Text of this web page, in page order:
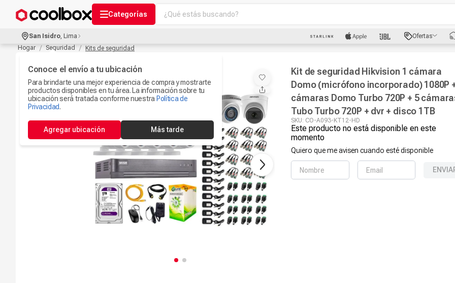
Categorías
¿Qué estás buscando?
3.
Ipad
Iphone 17
Microfono
Camaras Seguridad
7.
Ps5
8.
Parlantes Bluetooth
9 .
Accesorios Computo
10.
Smartwach
San Isidro, Lima
Conoce el envío a tu ubicación
Para brindarte una mejor experiencia de compra y mostrarte
productos disponibles en tu área. La información sobre tu
ubicación será tratada conforme nuestra Política de
Privacidad.
Agregar ubicación Más tarde
Ofertas
Hogar
Seguridad Kits de seguridad
Kit de seguridad Hikvision 1 cámara
Domo (micrófono incorporado) 1080P
cámaras Domo Turbo 720P + 5
Tubo Turbo 720P + dvr + disco 1TB
SKU: CO-A093-KT12-HD
Este producto no está disponible en este
momento
Quiero que me avisen cuando esté disponible